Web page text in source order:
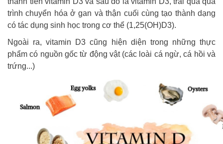
trình chuyển hóa ở gan và thận cuối cùng tạo thành dạng
có tác dụng sinh học trong cơ thể (1,25(OH)D3).
Ngoài ra, vitamin D3 cũng hiện diện trong những thực
phẩm có nguồn gốc từ động vật (các loài cá ngừ, cá hồi và
trứng...)